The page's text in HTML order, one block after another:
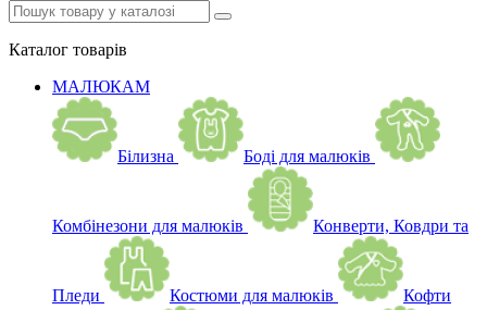
Каталог товарів
МАЛЮКАМ
Білизна Боді для малюків
Комбінезони для малюків Конверти, Ковдри та
Пледи Костюми для малюків Кофти